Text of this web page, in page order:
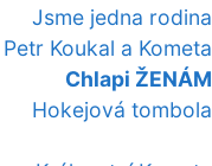
Jsme jedna rodina
Petr Koukal a Kometa
Chlapi ŽENÁM
Hokejová tombola